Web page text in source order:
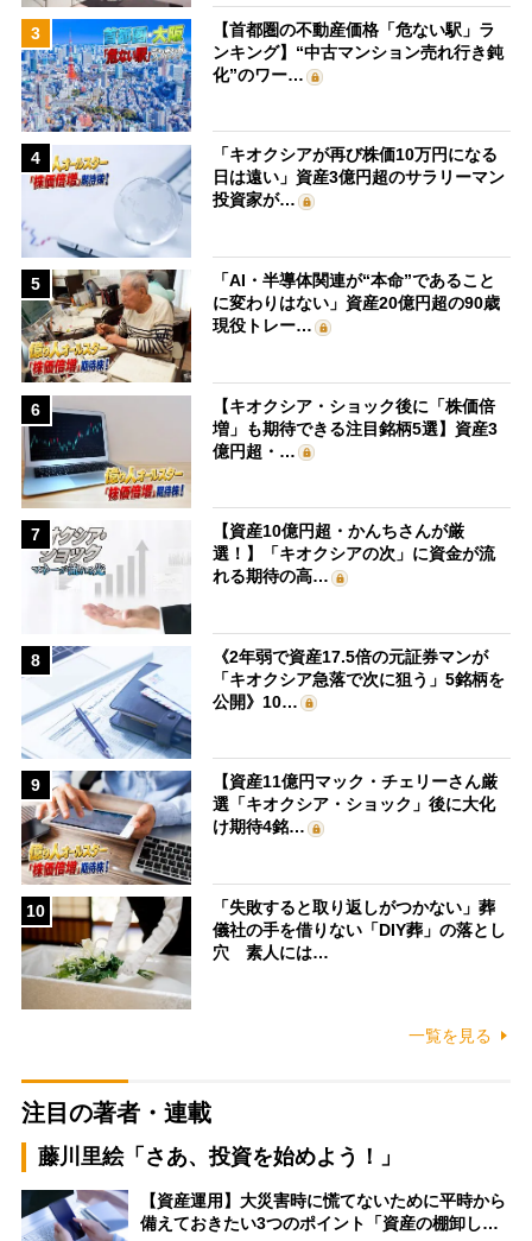
3
【首都圏の不動産価格「危ない駅」ラ
ンキング】“中古マンション売れ行き鈍
化”のワー…
4
「キオクシアが再び株価10万円になる
日は遠い」資産3億円超のサラリーマン
投資家が…
5
「AI・半導体関連が“本命”であること
に変わりはない」資産20億円超の90歳
現役トレー…
6
【キオクシア・ショック後に「株価倍
増」も期待できる注目銘柄5選】資産3
億円超・…
7
【資産10億円超・かんちさんが厳
選！】「キオクシアの次」に資金が流
れる期待の高…
8
《2年弱で資産17.5倍の元証券マンが
「キオクシア急落で次に狙う」5銘柄を
公開》10…
9
【資産11億円マック・チェリーさん厳
選「キオクシア・ショック」後に大化
け期待4銘…
10
「失敗すると取り返しがつかない」葬
儀社の手を借りない「DIY葬」の落とし
穴 素人には…
一覧を見る
注目の著者・連載
藤川里絵「さあ、投資を始めよう！」
【資産運用】大災害時に慌てないために平時から
備えておきたい3つのポイント「資産の棚卸し…